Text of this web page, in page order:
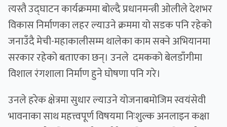
त्यस्तै उद्घाटन कार्यक्रममा बोल्दै प्रधानमन्त्री ओलीले देशभर
विकास निर्माणका लहर ल्याउने क्रममा यो सडक पनि रहेको
जनाउँदै मेची-महाकालीसम्म थालेका काम सक्ने अभियानमा
सरकार रहेको बताएका छन्। उनले दमकको बेलडाँगीमा
विशाल रंगशाला निर्माण हुने घोषणा पनि गरे।
उनले हरेक क्षेत्रमा सुधार ल्याउने योजनाबमोजिम स्वयंसेवी
भावनाका साथ महत्त्वपूर्ण विषयमा निःशुल्क अनलाइन कक्षा